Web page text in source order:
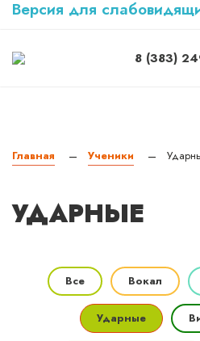
Версия для
8 (383)
Главная — Ученики —
УДАРНЫЕ
Все Вокал
Ударные